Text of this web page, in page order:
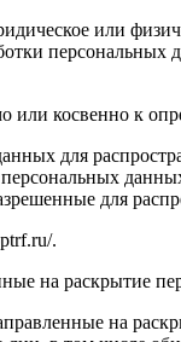
или
косвенно к
для
для
.
на раскрытие
на